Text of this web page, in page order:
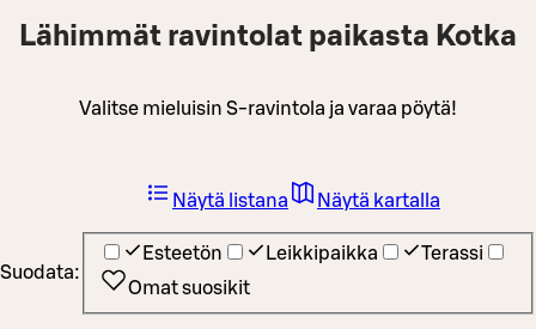
Lähimmät ravintolat paikasta Kotka
Valitse mieluisin S-ravintola ja varaa pöytä!
Suodata:
Esteetön Leikkipaikka
Terassi
Omat suosikit
Näytä listana Näytä kartalla